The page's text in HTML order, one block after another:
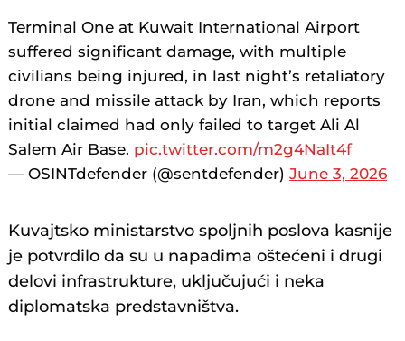
Terminal One at Kuwait International Airport
suffered significant damage, with multiple
civilians being injured, in last night’s retaliatory
drone and missile attack by Iran, which reports
initial claimed had only failed to target Ali Al
Salem Air Base. pic.twitter.com/m2g4NaIt4f
— OSINTdefender (@sentdefender)June 3, 2026
Kuvajtsko ministarstvo spoljnih poslova kasnije
je potvrdilo da su u napadima oštećeni i drugi
delovi infrastrukture, uključujući i neka
diplomatska predstavništva.